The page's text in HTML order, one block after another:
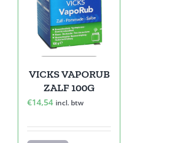
VICKS VAPORUB
ZALF 100G
€14,54 incl. btw